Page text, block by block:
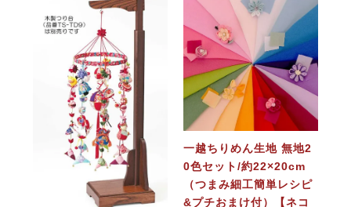
一越ちりめん生地 無地2
0色セット/約22×20cm
（つまみ細工簡単レシピ
&プチおまけ付）【ネコ